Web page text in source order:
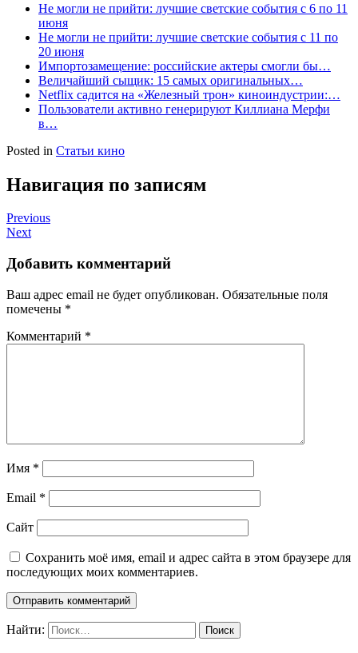
Не могли не прийти: лучшие светские события с 6 по 11
июня
Не могли не прийти: лучшие светские события с 11 по
20 июня
Импортозамещение: российские актеры смогли бы…
Величайший сыщик: 15 самых оригинальных…
Netflix садится на «Железный трон» киноиндустрии:…
Пользователи активно генерируют Киллиана Мерфи
в…
Posted in Статьи кино
Навигация по записям
Previous
Next
Добавить комментарий
Ваш адрес email не будет опубликован. Обязательные поля
помечены *
Комментарий *
Имя *
Email *
Сайт
Сохранить моё имя, email и адрес сайта в этом браузере для
последующих моих комментариев.
Найти: